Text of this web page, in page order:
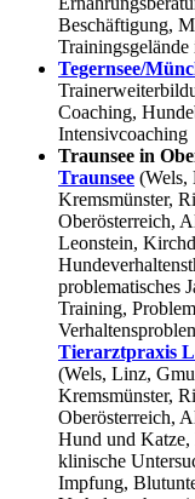
Beschäftigung,
Tegernsee/
Coaching,
Intensivcoaching
Traunsee in
Traunsee (Wels,
Kremsmünster,
Oberösterreich,
Leonstein,
problematisches
Training,
Tierarztpraxis
(Wels, Linz,
Kremsmünster,
Oberösterreich,
Hund und Katze,
klinische
Impfung,